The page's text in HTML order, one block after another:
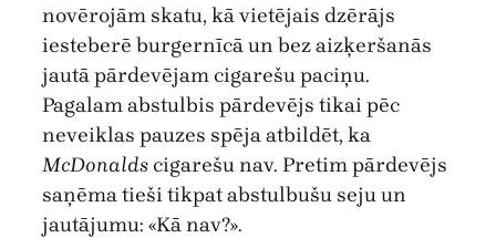
novērojām skatu, kā vietējais dzērājs
iesteberē burgernīcā un bez aizķeršanās
jautā pārdevējam cigarešu paciņu.
Pagalam abstulbis pārdevējs tikai pēc
neveiklas pauzes spēja atbildēt, ka
McDonalds cigarešu nav. Pretim pārdevējs
saņēma tieši tikpat abstulbušu seju un
jautājumu: «Kā nav?».